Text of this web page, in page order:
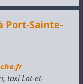
Port-Sainte-
, taxi Lot-et-